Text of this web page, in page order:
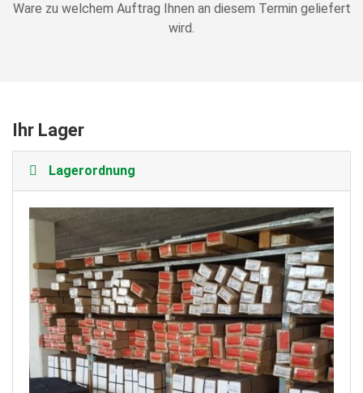
Ware zu welchem Auftrag Ihnen an diesem Termin geliefert
wird.
Ihr Lager
Lagerordnung